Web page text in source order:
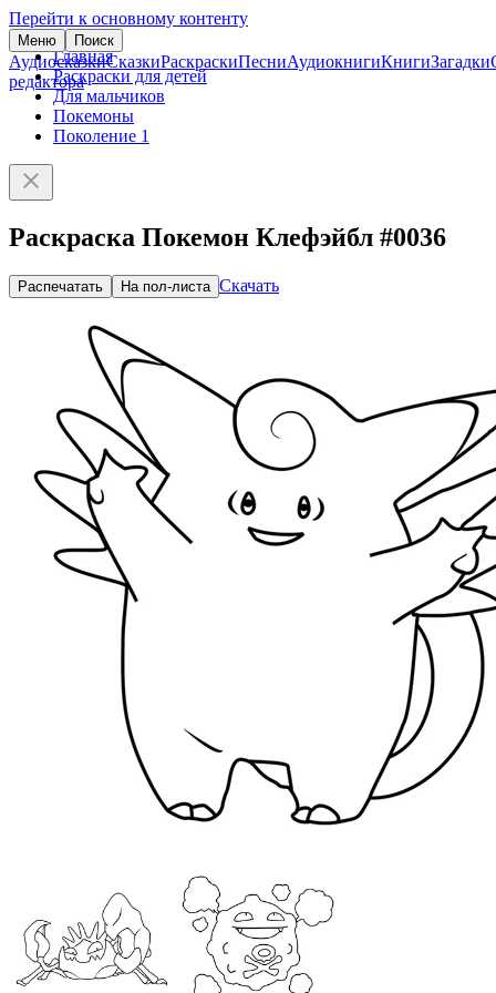
Перейти к основному контенту
Меню Поиск
АудиосказкиСказкиРаскраскиПесниАудиокнигиКнигиЗагадки
редактора
Главная
Раскраски для детей
Для мальчиков
Покемоны
Поколение 1
Раскраска Покемон Клефэйбл #0036
Распечатать На пол-листа Скачать